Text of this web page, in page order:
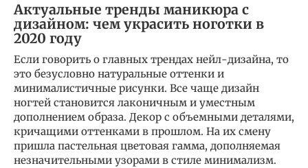
Актуальные тренды маникюра с
дизайном: чем украсить ноготки в
2020 году
Если говорить о главных трендах нейл-дизайна, то
это безусловно натуральные оттенки и
минималистичные рисунки. Все чаще дизайн
ногтей становится лаконичным и уместным
дополнением образа. Декор с объемными деталями,
кричащими оттенками в прошлом. На их смену
пришла пастельная цветовая гамма, дополняемая
незначительными узорами в стиле минимализм.